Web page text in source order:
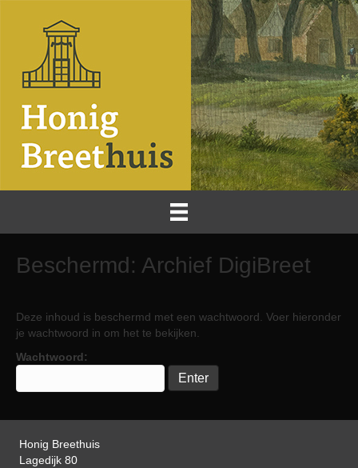
Beschermd: Archief DigiBreet
Deze inhoud is beschermd met een wachtwoord. Voer hieronder
je wachtwoord in om het te bekijken.
Wachtwoord:
Honig Breethuis
Lagedijk 80